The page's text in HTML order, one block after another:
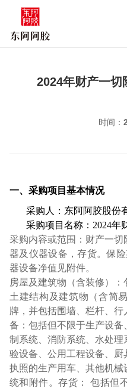
2024年财产一切
时间：
一、采购项目基本情况
采购人：东阿阿胶股份
采购项目名称：2024年
采购内容或范围： 财产一切
器及仪器设备，存货。保
器设备净值见附件。
房屋及建筑物（含装修）
土建结构及建筑物（含简
牌，并包括围墙、栏杆、
备：包括但不限于生产设
制系统、消防系统、水处
验设备、公用工程设备、
执照的生产用车、其他机
统和附件。存货： 包括但